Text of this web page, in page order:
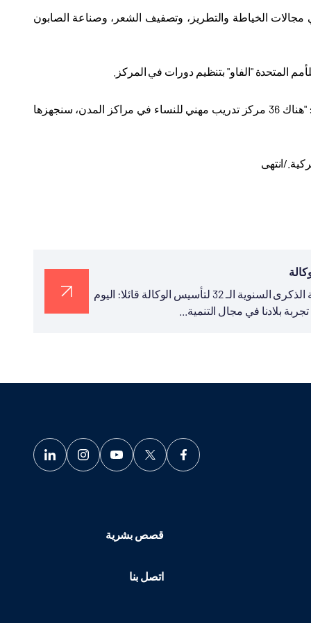
مجالات الخياطة والتطريز، وتصفيف الشعر، وصناعة الصابون
المتحدة "الفاو" بتنظيم دورات في المركز
وذكر كوندي في كلمة خلال افتتاح المركز، أن النساء والشباب هم قوة المجتمع، قائلًا: "هناك 36 مركز تدريب مهني للنساء في مراكز المدن، سنجهزها
انتهى
نشر رئيس تيكا التركية السيد سركان قايالار في تغريدة له بمناسبة الذكرى السنوية الـ 32 لتأسيس الوكالة قائلا: اليوم
قصص بشرية
اتصل بنا